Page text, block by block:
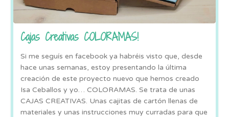
Cajas Creativas COLORAMAS!
Si me seguís en facebook ya habréis visto que, desde
hace unas semanas, estoy presentando la última
creación de este proyecto nuevo que hemos creado
Isa Ceballos y yo… COLORAMAS. Se trata de unas
CAJAS CREATIVAS. Unas cajitas de cartón llenas de
materiales y unas instrucciones muy curradas para que